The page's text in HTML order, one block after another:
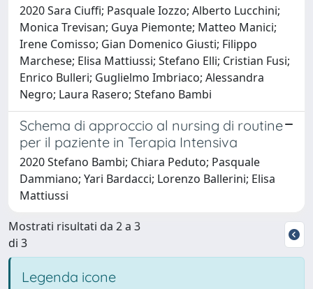
2020 Sara Ciuffi; Pasquale Iozzo; Alberto Lucchini;
Monica Trevisan; Guya Piemonte; Matteo Manici;
Irene Comisso; Gian Domenico Giusti; Filippo
Marchese; Elisa Mattiussi; Stefano Elli; Cristian Fusi;
Enrico Bulleri; Guglielmo Imbriaco; Alessandra
Negro; Laura Rasero; Stefano Bambi
Schema di approccio al nursing di routine
per il paziente in Terapia Intensiva
2020 Stefano Bambi; Chiara Peduto; Pasquale
Dammiano; Yari Bardacci; Lorenzo Ballerini; Elisa
Mattiussi
Mostrati risultati da 2 a 3
di 3
Legenda icone